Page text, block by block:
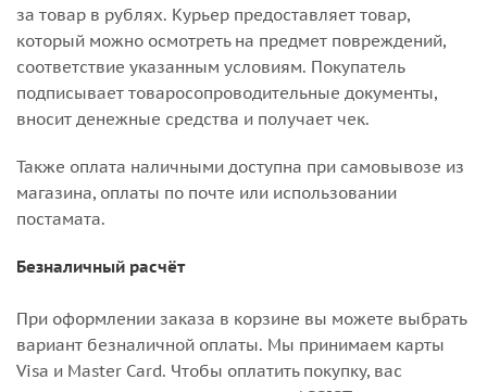
за товар в рублях. Курьер предоставляет товар,
который можно осмотреть на предмет повреждений,
соответствие указанным условиям. Покупатель
подписывает товаросопроводительные документы,
вносит денежные средства и получает чек.
Также оплата наличными доступна при самовывозе из
магазина, оплаты по почте или использовании
постамата.
Безналичный расчёт
При оформлении заказа в корзине вы можете выбрать
вариант безналичной оплаты. Мы принимаем карты
Visa и Master Card. Чтобы оплатить покупку, вас